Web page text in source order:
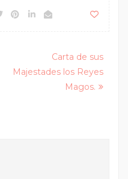
Carta de sus
Majestades los Reyes
Magos.